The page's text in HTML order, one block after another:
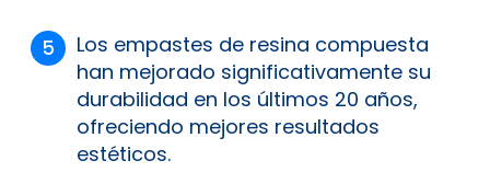
Los empastes de resina compuesta
han mejorado significativamente su
durabilidad en los últimos 20 años,
ofreciendo mejores resultados
estéticos.